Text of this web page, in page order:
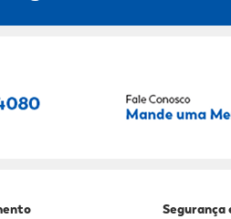
RECEBER
Segurança